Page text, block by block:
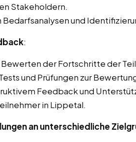
Stakeholdern.
Bedarfsanalysen und
:
der Fortschritte der
und Prüfungen zur
Feedback und
in Lippetal.
an unterschiedliche